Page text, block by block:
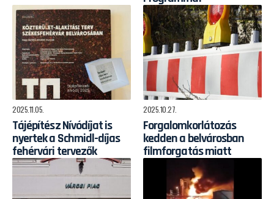
2025.11.05.
Tájépítész Nívódíjat is
nyertek a Schmidl-díjas
fehérvári tervezők
2025.10.27.
Forgalomkorlátozás
kedden a belvárosban
filmforgatás miatt